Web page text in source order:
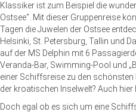
Klassiker ist zum Beispiel die
Ostsee“. Mit dieser Gruppenreise
Tagen die Juwelen der Ostsee
Helsinki, St. Petersburg, Tallin und
auf der MS Delphin mit 6
Veranda-Bar, Swimming-Pool und
einer Schiffsreise zu den schönsten
der kroatischen Inselwelt? Auch
Doch egal ob es sich um eine